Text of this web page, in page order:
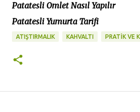
Patatesli Omlet Nasıl Yapılır
Patatesli Yumurta Tarifi
ATIŞTIRMALIK KAHVALTI PRATİK VE